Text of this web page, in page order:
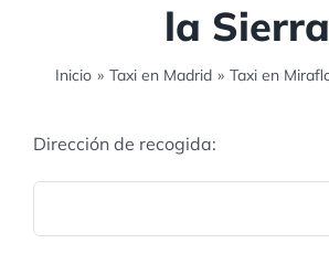
la Sierra
Inicio » Taxi en Madrid » Taxi en
Dirección de recogida: